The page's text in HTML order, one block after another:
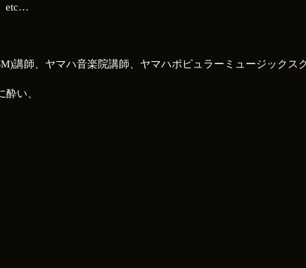
etc…
講師、ヤマハ音楽院講師、ヤマハポピュラーミュージックス
い、